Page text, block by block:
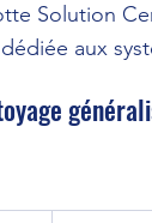
Solution
aux